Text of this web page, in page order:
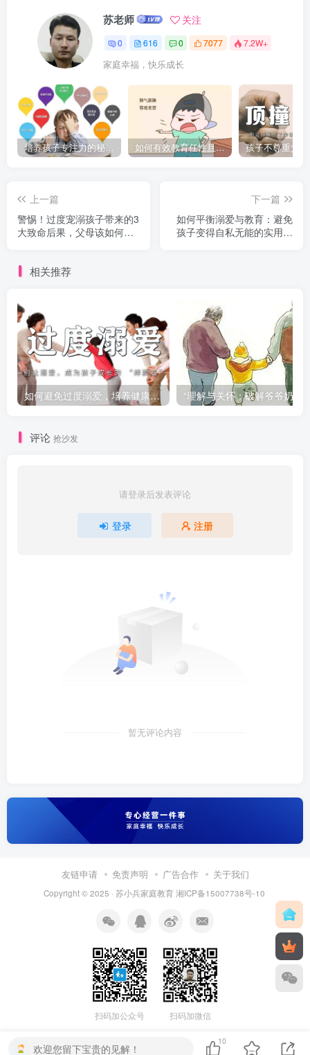
苏老师 关注
0 616 0 7077 7.2W+
家庭幸福，快乐成长
培养孩子专注力的秘密：让他们在学习和生活中如鱼得水的技巧 如何有效教育任性且脾气暴躁的孩子，父母必看的实用指南
上一篇
警惕！过度宠溺孩子带来的3
大致命后果，父母该如何理
下一篇
如何平衡溺爱与教育：避免
孩子变得自私无能的实用指
相关推荐
如何避免过度溺爱，培养健康的孩子
评论 抢沙发
请登录后发表评论
登录 注册
暂无评论内容
友链申请 免责声明 广告合作 关于我们
Copyright © 2025 · 苏小兵家庭教育 湘ICP备15007738号-10
扫码加公众号 扫码加微信
欢迎您留下宝贵的见解！
10